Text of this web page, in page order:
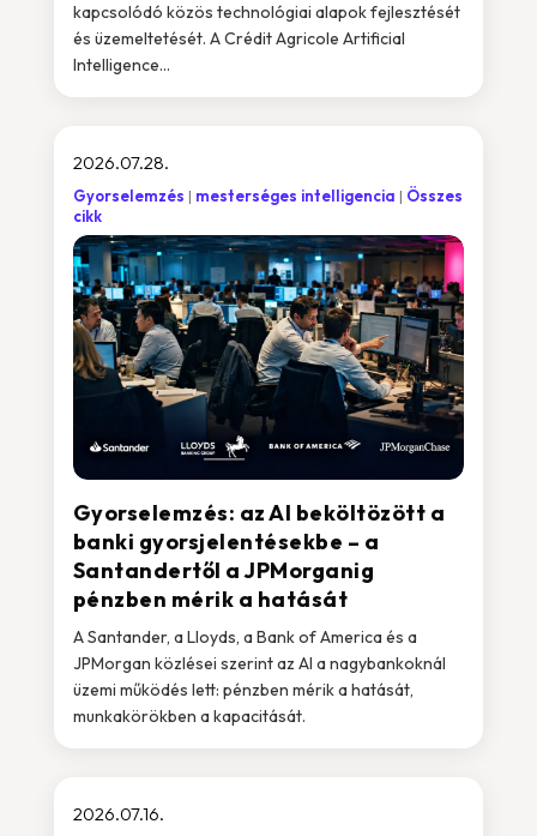
kapcsolódó közös technológiai alapok fejlesztését
és üzemeltetését. A Crédit Agricole Artificial
Intelligence...
Gyorselemzés: az AI beköltözött a
banki gyorsjelentésekbe – a
Santandertől a JPMorganig
pénzben mérik a hatását
2026.07.28.
Gyorselemzés mesterséges intelligencia
Összes
cikk
A Santander, a Lloyds, a Bank of America és a
JPMorgan közlései szerint az AI a nagybankoknál
üzemi működés lett: pénzben mérik a hatását,
munkakörökben a kapacitását.
2026.07.16.